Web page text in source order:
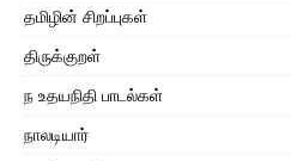
தமிழின் சிறப்புகள்
திருக்குறள்
ந உதயநிதி பாடல்கள்
நாலடியார்